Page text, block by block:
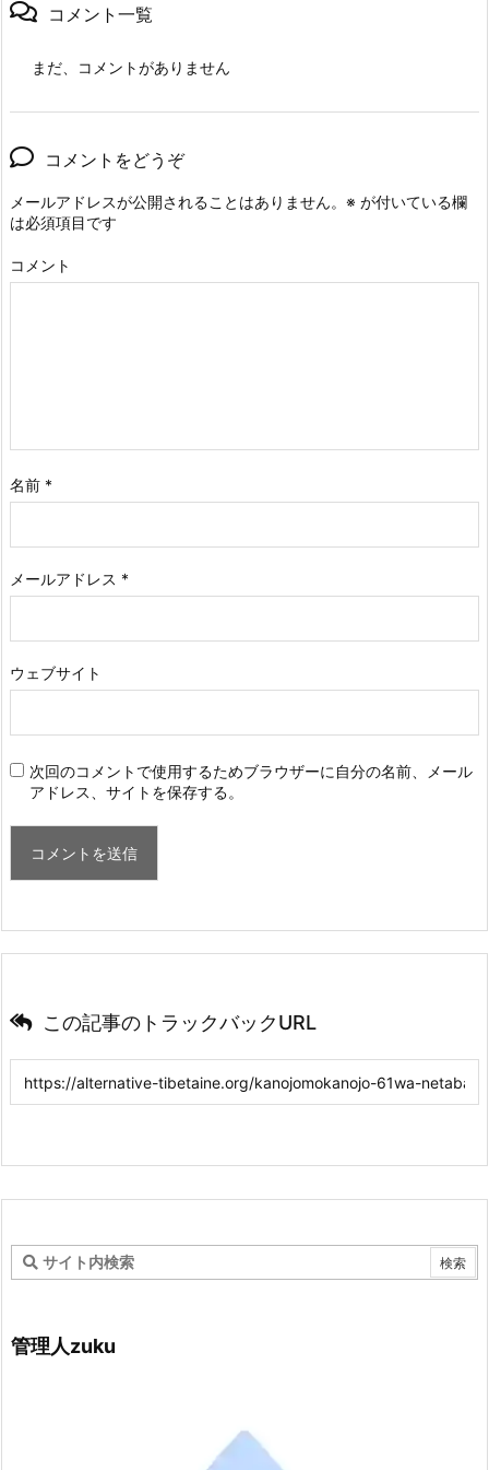
コメント一覧
まだ、コメントがありません
コメントをどうぞ
メールアドレスが公開されることはありません。 ※ が付いている欄
は必須項目です
コメント
名前 *
メールアドレス *
ウェブサイト
次回のコメントで使用するためブラウザーに自分の名前、メール
アドレス、サイトを保存する。
この記事のトラックバックURL
管理人zuku